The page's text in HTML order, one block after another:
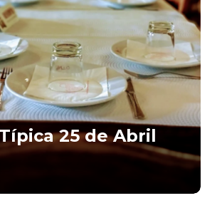
25 de Abril